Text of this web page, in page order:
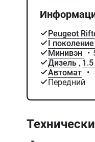
Peugeot
I
Минивэн •
Дизель ,
Автомат •
Передний